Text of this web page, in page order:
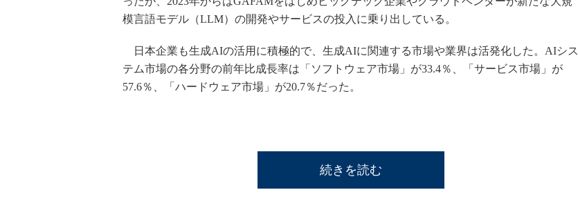
模言語モデル（LLM）の開発やサービスの投入に乗り出している。
日本企業も生成AIの活用に積極的で、生成AIに関連する市場や業界は活発化した。AIシス
テム市場の各分野の前年比成長率は「ソフトウェア市場」が33.4％、「サービス市場」が
57.6％、「ハードウェア市場」が20.7％だった。
続きを読む